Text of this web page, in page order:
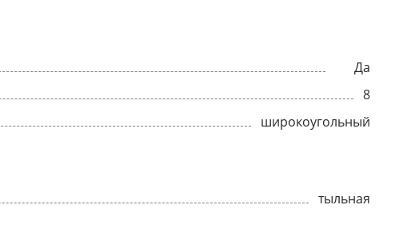
Да
8
широкоугольный
тыльная